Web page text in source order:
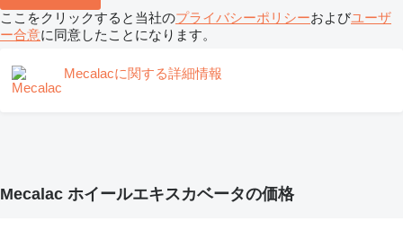
ここをクリックすると当社のプライバシーポリシーおよびユーザ
ー合意に同意したことになります。
Mecalacに関する詳細情報
Mecalac ホイールエキスカベータの価格